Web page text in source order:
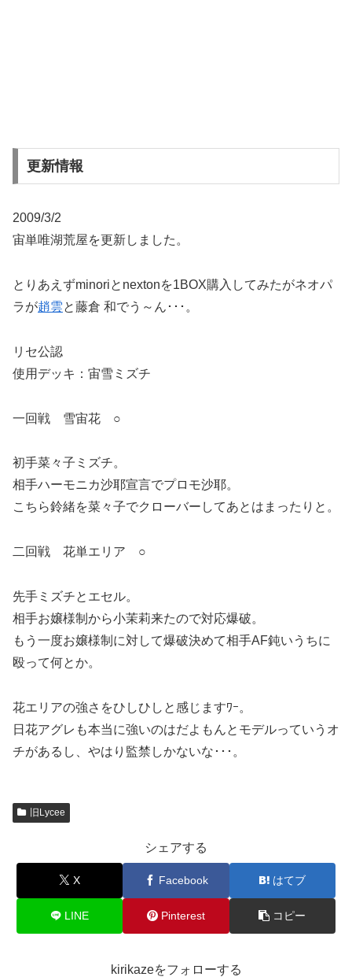
更新情報
2009/3/2
宙単唯湖荒屋を更新しました。
とりあえずminoriとnextonを1BOX購入してみたがネオパ
ラが趙雲と藤倉 和でう～ん･･･。
リセ公認
使用デッキ：宙雪ミズチ
一回戦 雪宙花 ○
初手菜々子ミズチ。
相手ハーモニカ沙耶宣言でプロモ沙耶。
こちら鈴緒を菜々子でクローバーしてあとはまったりと。
二回戦 花単エリア ○
先手ミズチとエセル。
相手お嬢様制から小茉莉来たので対応爆破。
もう一度お嬢様制に対して爆破決めて相手AF鈍いうちに
殴って何とか。
花エリアの強さをひしひしと感じますﾜｰ。
日花アグレも本当に強いのはだよもんとモデルっていうオ
チがあるし、やはり監禁しかないな･･･。
旧Lycee
シェアする
X Facebook はてブ
LINE Pinterest コピー
kirikazeをフォローする